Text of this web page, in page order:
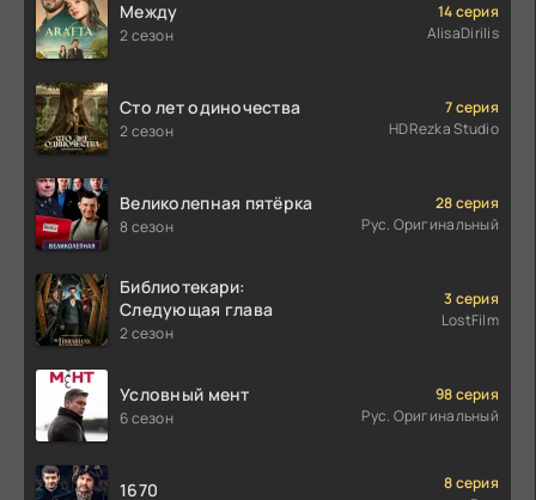
Между
2 сезон
14 серия
AlisaDirilis
Сто лет одиночества
2 сезон
7 серия
HDRezka Studio
Великолепная пятёрка
8 сезон
28 серия
Рус. Оригинальный
Библиотекари:
Следующая глава
2 сезон
3 серия
LostFilm
Условный мент
6 сезон
98 серия
Рус. Оригинальный
1670
8 серия